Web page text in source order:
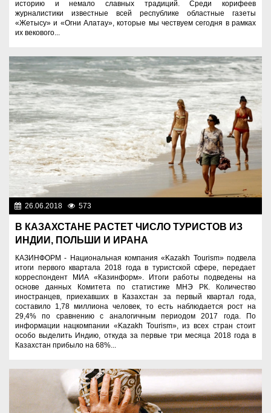
историю и немало славных традиций. Среди корифеев
журналистики известные всей республике областные газеты
«Жетысу» и «Огни Алатау», которые мы чествуем сегодня в рамках
их векового...
26.06.2018 573
В КАЗАХСТАНЕ РАСТЕТ ЧИСЛО ТУРИСТОВ ИЗ
ИНДИИ, ПОЛЬШИ И ИРАНА
КАЗИНФОРМ - Национальная компания «Kazakh Tourism» подвела
итоги первого квартала 2018 года в туристской сфере, передает
корреспондент МИА «Казинформ». Итоги работы подведены на
основе данных Комитета по статистике МНЭ РК. Количество
иностранцев, приехавших в Казахстан за первый квартал года,
составило 1,78 миллиона человек, то есть наблюдается рост на
29,4% по сравнению с аналогичным периодом 2017 года. По
информации нацкомпании «Kazakh Tourism», из всех стран стоит
особо выделить Индию, откуда за первые три месяца 2018 года в
Казахстан прибыло на 68%...